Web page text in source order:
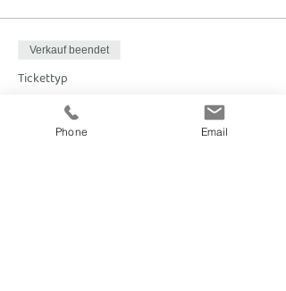
Verkauf beendet
Tickettyp
8 Tage in der Doppelkabine
Phone Email